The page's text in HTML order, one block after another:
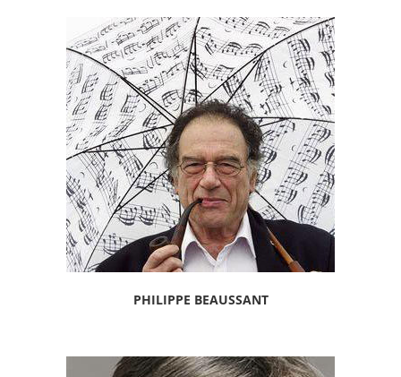
PHILIPPE BEAUSSANT